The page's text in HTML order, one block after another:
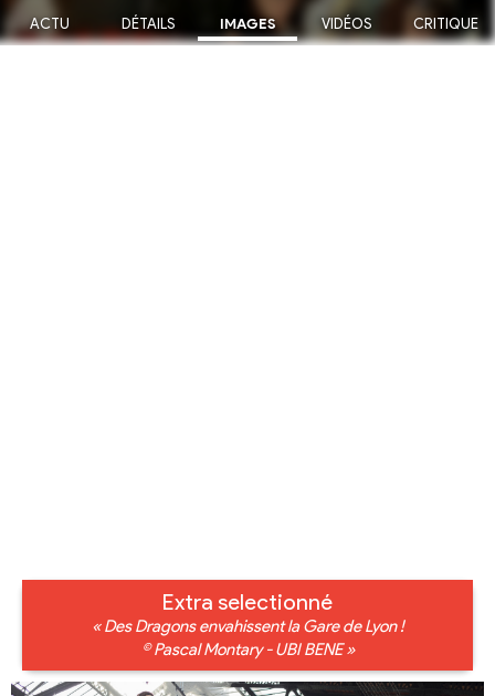
ACTU DÉTAILS IMAGES VIDÉOS CRITIQUE
Extra selectionné
« Des Dragons envahissent la Gare de Lyon !
© Pascal Montary - UBI BENE »